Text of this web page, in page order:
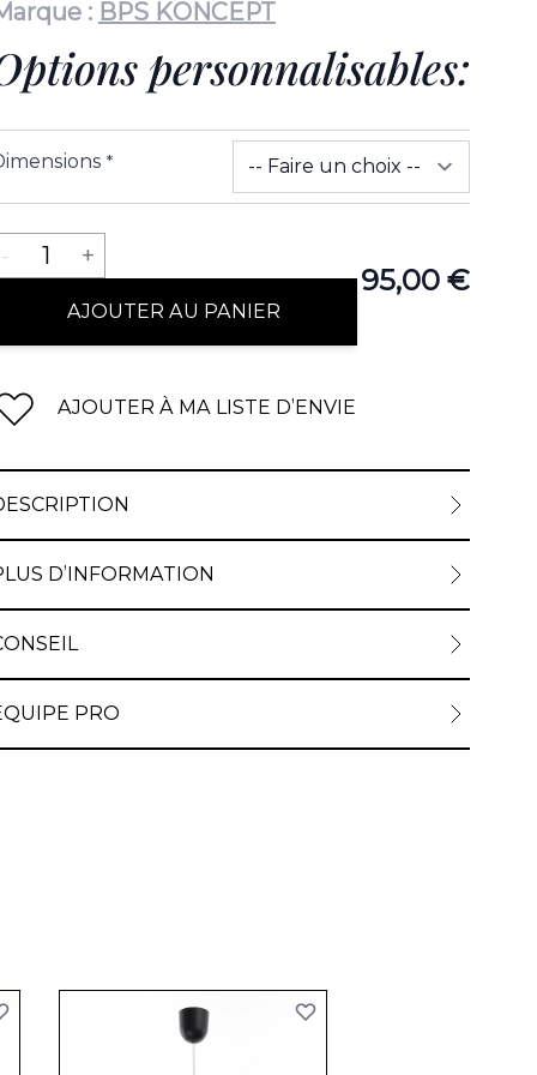
: BPS KONCEPT
personnalisables:
*
95,00 €
- 1 +
AJOUTER AU PANIER
AJOUTER À MA LISTE D’ENVIE
D’INFORMATION
PRO